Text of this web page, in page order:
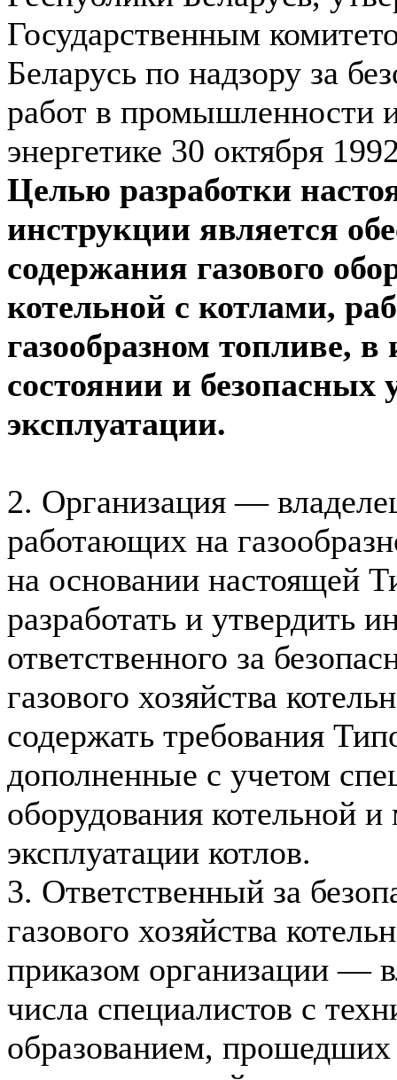
Государственным
Беларусь по надзору за
работ в промышленности
энергетике 30 октября
Целью разработки
инструкции является
содержания газового
котельной с котлами,
газообразном топливе,
состоянии и безопасных
эксплуатации.
2. Организация —
работающих на
на основании настоящей
разработать и утвердить
ответственного за
газового хозяйства
содержать требования
дополненные с учетом
оборудования котельной
эксплуатации котлов.
3. Ответственный за
газового хозяйства
приказом организации —
числа специалистов с
образованием,